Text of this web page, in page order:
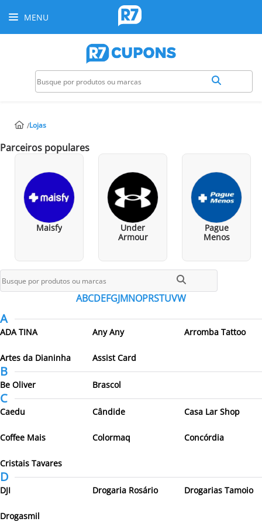
MENU
Lojas
Parceiros populares
Maisfy
Under
Armour
Pague
Menos
Todos os parceiros
ABCDEFGJMNOPRSTUVW
A
ADA TINA Any Any Arromba Tattoo
Artes da Dianinha Assist Card
B
Be Oliver Brascol
C
Caedu Cândide Casa Lar Shop
Coffee Mais Colormaq Concórdia
Cristais Tavares
D
DJI Drogaria Rosário Drogarias Tamoio
Drogasmil